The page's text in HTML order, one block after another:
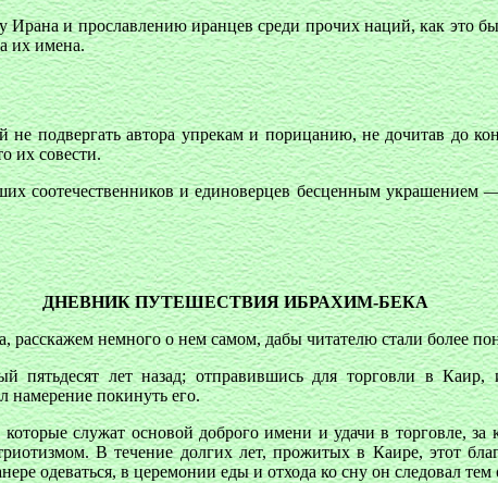
и прославлению иранцев среди прочих наций, как это
их имена.
подвергать автора упрекам и порицанию, не дочитав до
их совести.
соотечественников и единоверцев бесценным
ДНЕВНИК ПУТЕШЕСТВИЯ ИБРАХИМ-БЕКА
немного о нем самом, дабы читателю стали более
пятьдесят лет назад; отправившись для торговли в
намерение покинуть его.
служат основой доброго имени и удачи в торговле, за
В течение долгих лет, прожитых в Каире, этот
одеваться, в церемонии еды и отхода ко сну он следовал